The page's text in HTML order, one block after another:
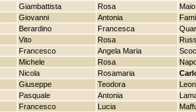
Giambattista Rosa
Maio
Giovanni Antonia
Berardino Francesca
Vito Rosa
Francesco Angela Maria
Michele Rosa
Nicola Rosamaria
Giuseppe Teodora
Pasquale Antonia
Francesco Lucia